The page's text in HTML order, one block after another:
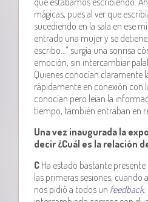
mágicas, pues al ver que
sucediendo en la sala en ese
entrado una mujer y se
escribo…” surgía una sonrisa
emoción, sin intercambiar
Quienes conocían claramente
rápidamente en conexión con
conocían pero leían la
tiempo, también entraban en
Una vez inaugurada la
decir ¿Cuál es la relación
C Ha estado bastante
las primeras sesiones, cuando
nos pidió a todos un feedback.